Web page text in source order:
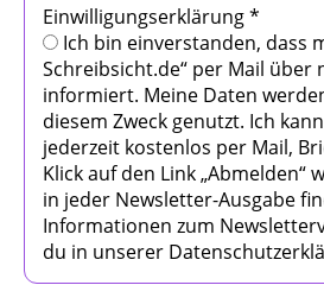
Einwilligungserklärung*
Ich bin einverstanden, dass
Schreibsicht.de“ per Mail über
informiert. Meine Daten
diesem Zweck genutzt. Ich
jederzeit kostenlos per Mail,
Klick auf den Link „Abmelden“
in jeder Newsletter-Ausgabe
Informationen zum
du in unserer